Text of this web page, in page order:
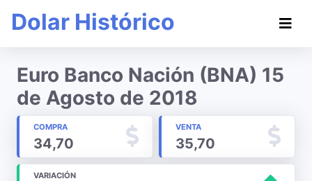
Dolar Histórico
Euro Banco Nación (BNA) 15
de Agosto de 2018
COMPRA
34,70
VENTA
35,70
VARIACIÓN